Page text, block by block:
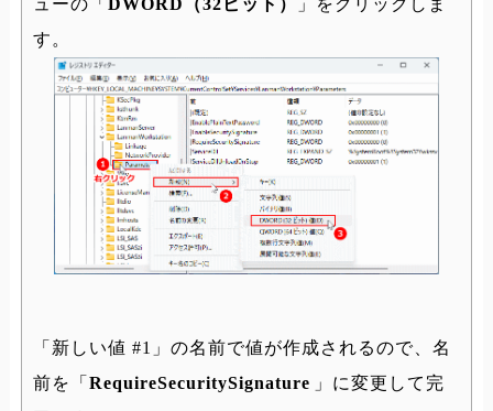
す。
「新しい値 #1」の名前で値が作成されるので、名
前を「 RequireSecuritySignature 」に変更して完